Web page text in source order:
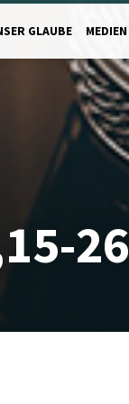
GLAUBE MEDIEN
26